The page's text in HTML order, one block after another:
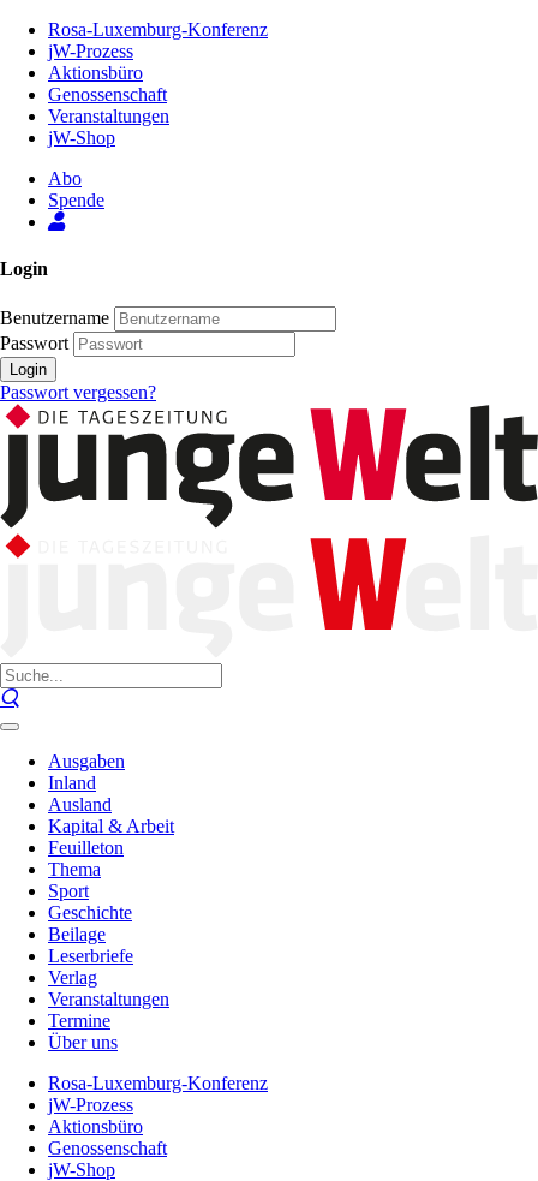
Inhalt
Seite
Rosa-Luxemburg-Konferenz
jW-Prozess
Aktionsbüro
Genossenschaft
Veranstaltungen
jW-Shop
Abo
Spende
Login
Benutzername
Passwort
Login
Passwort vergessen?
Ausgaben
Inland
Ausland
Kapital & Arbeit
Feuilleton
Thema
Sport
Geschichte
Beilage
Leserbriefe
Verlag
Veranstaltungen
Termine
Über uns
Rosa-Luxemburg-Konferenz
jW-Prozess
Aktionsbüro
Genossenschaft
jW-Shop